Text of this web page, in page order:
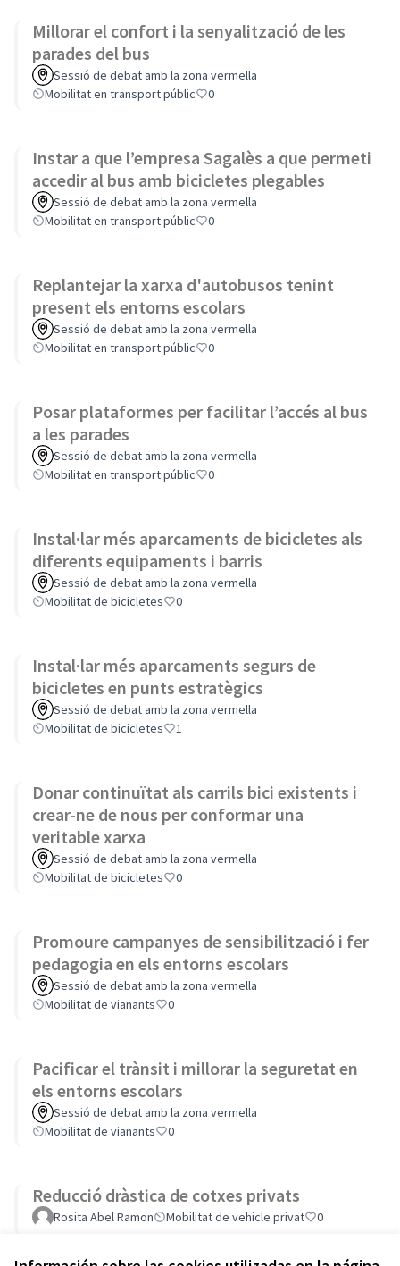
Millorar el confort i la senyalització de les
parades del bus
Sessió de debat amb la zona vermella
Mobilitat en transport públic
0
Instar a que l’empresa Sagalès a que permeti
accedir al bus amb bicicletes plegables
Sessió de debat amb la zona vermella
Mobilitat en transport públic
0
Replantejar la xarxa d'autobusos tenint
present els entorns escolars
Sessió de debat amb la zona vermella
Mobilitat en transport públic
0
Posar plataformes per facilitar l’accés al bus
a les parades
Sessió de debat amb la zona vermella
Mobilitat en transport públic
0
Instal·lar més aparcaments de bicicletes als
diferents equipaments i barris
Sessió de debat amb la zona vermella
Mobilitat de bicicletes
0
Instal·lar més aparcaments segurs de
bicicletes en punts estratègics
Sessió de debat amb la zona vermella
Mobilitat de bicicletes
1
Donar continuïtat als carrils bici existents i
crear-ne de nous per conformar una
veritable xarxa
Sessió de debat amb la zona vermella
Mobilitat de bicicletes
0
Promoure campanyes de sensibilització i fer
pedagogia en els entorns escolars
Sessió de debat amb la zona vermella
Mobilitat de vianants
0
Pacificar el trànsit i millorar la seguretat en
els entorns escolars
Sessió de debat amb la zona vermella
Mobilitat de vianants
0
Reducció dràstica de cotxes privats
Rosita Abel Ramon Mobilitat de vehicle privat 0